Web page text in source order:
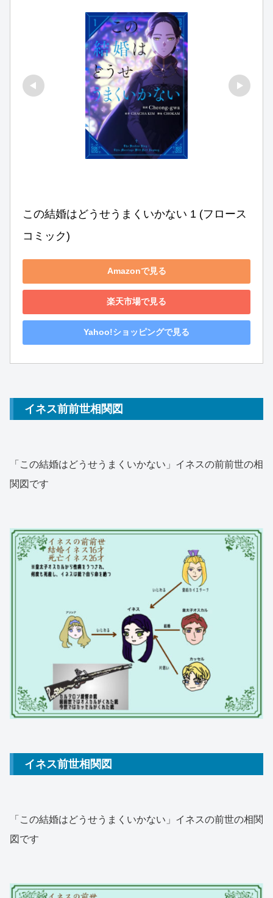
この結婚はどうせうまくいかない 1 (フロース
コミック)
Amazonで見る
楽天市場で見る
Yahoo!ショッピングで見る
イネス前前世相関図
「この結婚はどうせうまくいかない」イネスの前前世の相
関図です
イネス前世相関図
「この結婚はどうせうまくいかない」イネスの前世の相関
図です